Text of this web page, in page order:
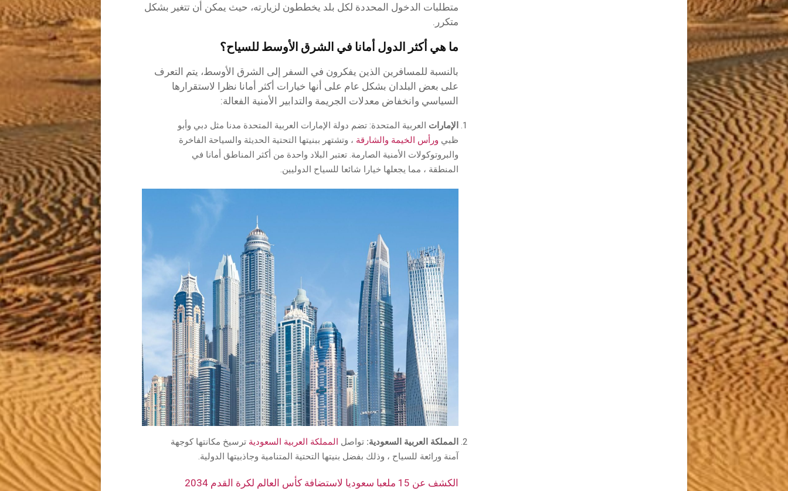
متطلبات الدخول المحددة لكل بلد يخططون لزيارته، حيث يمكن أن تتغير بشكل
متكرر.
ما هي أكثر الدول أمانا في الشرق الأوسط للسياح؟
بالنسبة للمسافرين الذين يفكرون في السفر إلى الشرق الأوسط، يتم التعرف
على بعض البلدان بشكل عام على أنها خيارات أكثر أمانا نظرا لاستقرارها
السياسي وانخفاض معدلات الجريمة والتدابير الأمنية الفعالة:
الإمارات العربية المتحدة: تضم دولة الإمارات العربية المتحدة مدنا مثل دبي وأبو
ظبي ورأس الخيمة والشارقة ، وتشتهر ببنيتها التحتية الحديثة والسياحة الفاخرة
والبروتوكولات الأمنية الصارمة. تعتبر البلاد واحدة من أكثر المناطق أمانا في
المنطقة ، مما يجعلها خيارا شائعا للسياح الدوليين.
المملكة العربية السعودية: تواصل المملكة العربية السعودية ترسيخ مكانتها كوجهة
آمنة ورائعة للسياح ، وذلك بفضل بنيتها التحتية المتنامية وجاذبيتها الدولية.
الكشف عن 15 ملعبا سعوديا لاستضافة كأس العالم لكرة القدم 2034